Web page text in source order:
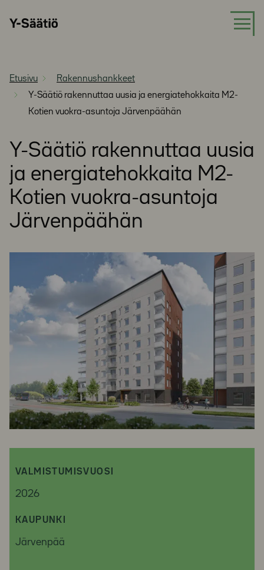
suoraan
Y-
Etusivu
Rakennushankkeet
Y-Säätiö rakennuttaa uusia ja energiatehokkaita M2-
Kotien vuokra-asuntoja Järvenpäähän
Y-Säätiö rakennuttaa uusia
ja energiatehokkaita M2-
Kotien vuokra-asuntoja
Järvenpäähän
VALMISTUMISVUOSI
2026
KAUPUNKI
Järvenpää